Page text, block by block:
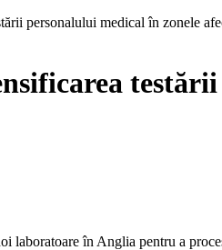
personalului medical în zonele
laboratoare în Anglia pentru a